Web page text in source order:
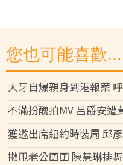
您也可能喜歡...
大牙自爆親身到港報案
不滿扮醜拍MV 呂爵安遭
獲邀出席紐約時裝周 邱
撇甩老公囝囝 陳慧琳排